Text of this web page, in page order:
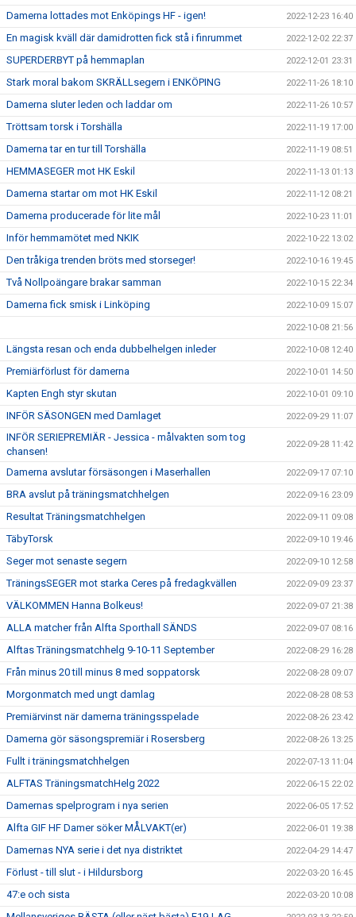
Damerna lottades mot Enköpings HF - igen! 2022-12-23 16:40
En magisk kväll där damidrotten fick stå i finrummet 2022-12-02 22:37
SUPERDERBYT på hemmaplan 2022-12-01 23:31
Stark moral bakom SKRÄLLsegern i ENKÖPING 2022-11-26 18:10
Damerna sluter leden och laddar om 2022-11-26 10:57
Tröttsam torsk i Torshälla 2022-11-19 17:00
Damerna tar en tur till Torshälla 2022-11-19 08:51
HEMMASEGER mot HK Eskil 2022-11-13 01:13
Damerna startar om mot HK Eskil 2022-11-12 08:21
Damerna producerade för lite mål 2022-10-23 11:01
Inför hemmamötet med NKIK 2022-10-22 13:02
Den tråkiga trenden bröts med storseger! 2022-10-16 19:45
Två Nollpoängare brakar samman 2022-10-15 22:34
Damerna fick smisk i Linköping 2022-10-09 15:07
2022-10-08 21:56
Längsta resan och enda dubbelhelgen inleder 2022-10-08 12:40
Premiärförlust för damerna 2022-10-01 14:50
Kapten Engh styr skutan 2022-10-01 09:10
INFÖR SÄSONGEN med Damlaget 2022-09-29 11:07
INFÖR SERIEPREMIÄR - Jessica - målvakten som tog
chansen!
2022-09-28 11:42
Damerna avslutar försäsongen i Maserhallen 2022-09-17 07:10
BRA avslut på träningsmatchhelgen 2022-09-16 23:09
Resultat Träningsmatchhelgen 2022-09-11 09:08
TäbyTorsk 2022-09-10 19:46
Seger mot senaste segern 2022-09-10 12:58
TräningsSEGER mot starka Ceres på fredagkvällen 2022-09-09 23:37
VÄLKOMMEN Hanna Bolkeus! 2022-09-07 21:38
ALLA matcher från Alfta Sporthall SÄNDS 2022-09-07 08:16
Alftas Träningsmatchhelg 9-10-11 September 2022-08-29 16:28
Från minus 20 till minus 8 med soppatorsk 2022-08-28 09:07
Morgonmatch med ungt damlag 2022-08-28 08:53
Premiärvinst när damerna träningsspelade 2022-08-26 23:42
Damerna gör säsongspremiär i Rosersberg 2022-08-26 13:25
Fullt i träningsmatchhelgen 2022-07-13 11:04
ALFTAS TräningsmatchHelg 2022 2022-06-15 22:02
Damernas spelprogram i nya serien 2022-06-05 17:52
Alfta GIF HF Damer söker MÅLVAKT(er) 2022-06-01 19:38
Damernas NYA serie i det nya distriktet 2022-04-29 14:47
Förlust - till slut - i Hildursborg 2022-03-20 16:45
47:e och sista 2022-03-20 10:08